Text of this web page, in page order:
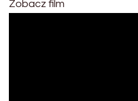
Zobacz film